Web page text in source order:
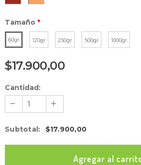
Tamaño *
60gr 120gr 250gr 500gr 1000gr
$17.900,00
Cantidad:
Subtotal : $17.900,00